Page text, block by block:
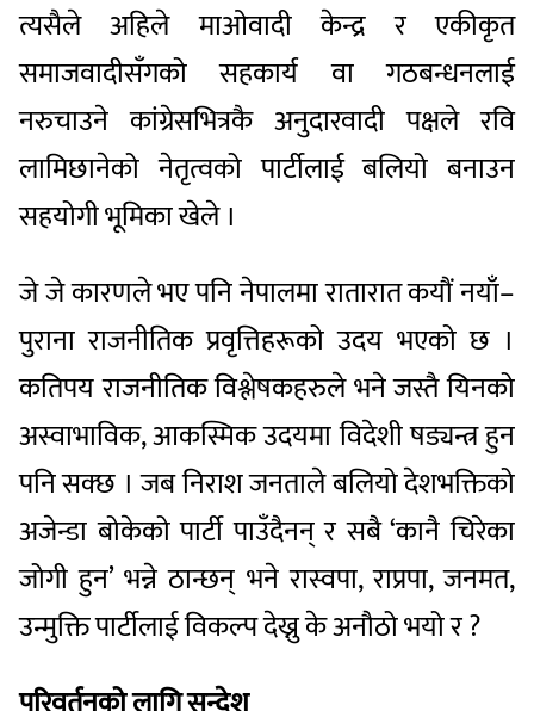
त्यसैले अहिले माओवादी केन्द्र र एकीकृत
समाजवादीसँगको सहकार्य वा गठबन्धनलाई
नरुचाउने कांग्रेसभित्रकै अनुदारवादी पक्षले रवि
लामिछानेको नेतृत्वको पार्टीलाई बलियो बनाउन
सहयोगी भूमिका खेले ।
जे जे कारणले भए पनि नेपालमा रातारात कयौं नयाँ–
पुराना राजनीतिक प्रवृत्तिहरूको उदय भएको छ ।
कतिपय राजनीतिक विश्लेषकहरुले भने जस्तै यिनको
अस्वाभाविक, आकस्मिक उदयमा विदेशी षड्यन्त्र हुन
पनि सक्छ । जब निराश जनताले बलियो देशभक्तिको
अजेन्डा बोकेको पार्टी पाउँदैनन् र सबै ‘कानै चिरेका
जोगी हुन’ भन्ने ठान्छन् भने रास्वपा, राप्रपा, जनमत,
उन्मुक्ति पार्टीलाई विकल्प देख्नु के अनौठो भयो र ?